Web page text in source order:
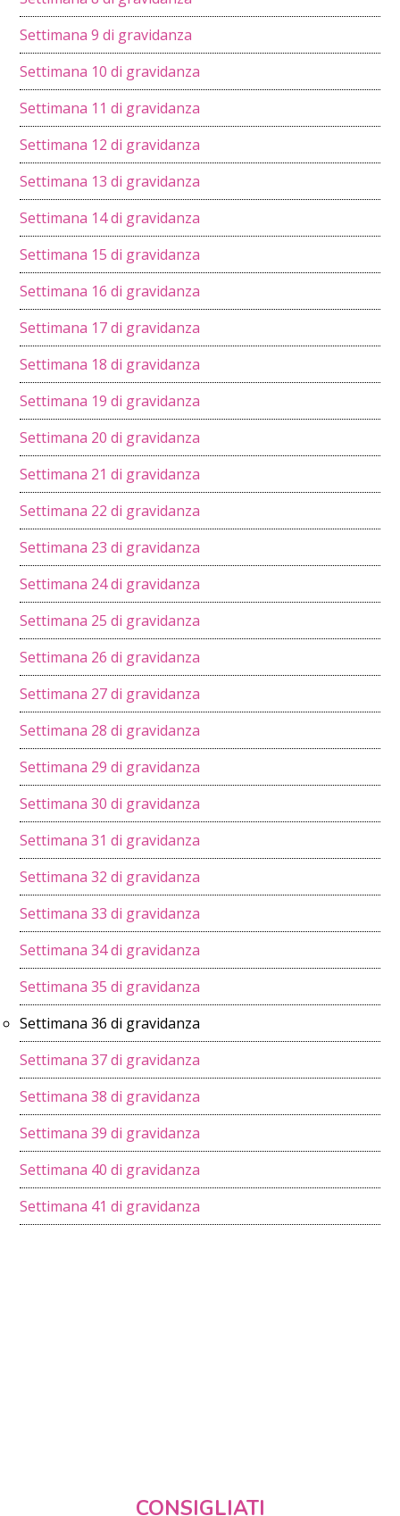
Settimana 9 di gravidanza
Settimana 10 di gravidanza
Settimana 11 di gravidanza
Settimana 12 di gravidanza
Settimana 13 di gravidanza
Settimana 14 di gravidanza
Settimana 15 di gravidanza
Settimana 16 di gravidanza
Settimana 17 di gravidanza
Settimana 18 di gravidanza
Settimana 19 di gravidanza
Settimana 20 di gravidanza
Settimana 21 di gravidanza
Settimana 22 di gravidanza
Settimana 23 di gravidanza
Settimana 24 di gravidanza
Settimana 25 di gravidanza
Settimana 26 di gravidanza
Settimana 27 di gravidanza
Settimana 28 di gravidanza
Settimana 29 di gravidanza
Settimana 30 di gravidanza
Settimana 31 di gravidanza
Settimana 32 di gravidanza
Settimana 33 di gravidanza
Settimana 34 di gravidanza
Settimana 35 di gravidanza
Settimana 36 di gravidanza
Settimana 37 di gravidanza
Settimana 38 di gravidanza
Settimana 39 di gravidanza
Settimana 40 di gravidanza
Settimana 41 di gravidanza
CONSIGLIATI